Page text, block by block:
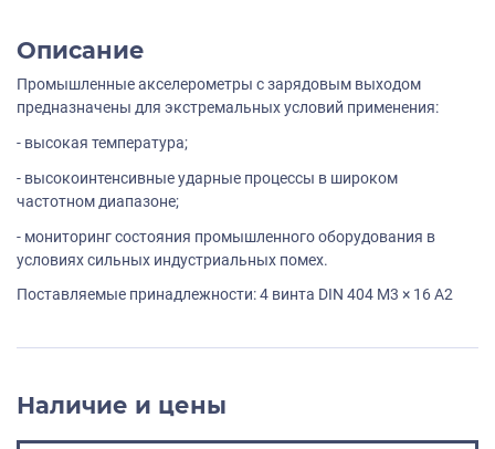
Описание
Промышленные акселерометры с зарядовым выходом
предназначены для экстремальных условий применения:
- высокая температура;
- высокоинтенсивные ударные процессы в широком
частотном диапазоне;
- мониторинг состояния промышленного оборудования в
условиях сильных индустриальных помех.
Поставляемые принадлежности: 4 винта DIN 404 M3 × 16 A2
Наличие и цены